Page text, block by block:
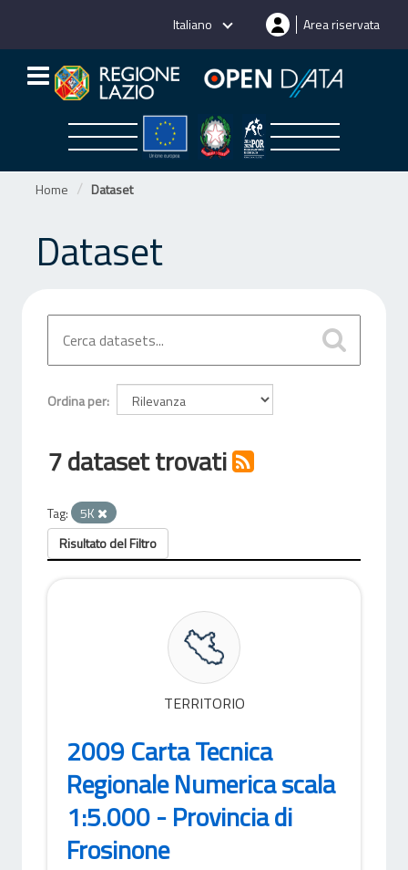
Italiano Area riservata
Home Dataset
Dataset
Ordina per
7 dataset trovati
Tag:
5K
Risultato del Filtro
TERRITORIO
2009 Carta Tecnica
Regionale Numerica scala
1:5.000 - Provincia di
Frosinone